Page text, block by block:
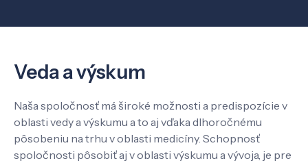
SK EN
Veda a výskum
Naša spoločnosť má široké možnosti a predispozície v
oblasti vedy a výskumu a to aj vďaka dlhoročnému
pôsobeniu na trhu v oblasti medicíny. Schopnosť
spoločnosti pôsobiť aj v oblasti výskumu a vývoja, je pre